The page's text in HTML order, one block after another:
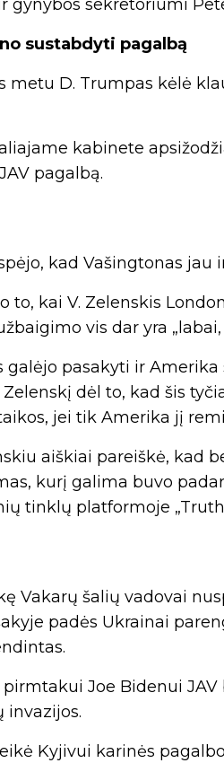
gynybos sekretoriumi
sustabdyti pagalbą
D. Trumpas kėlė
kabinete
pagalbą.
kad Vašingtonas
to, kai V. Zelenskis
vis dar yra „labai,
galėjo pasakyti ir
dėl to, kad šis
jei tik Amerika jį
aiškiai pareiškė, kad
kurį galima buvo
tinklų platformoje
Vakarų šalių vadovai
padės Ukrainai
Joe Bidenui
invazijos.
Kyjivui karinės